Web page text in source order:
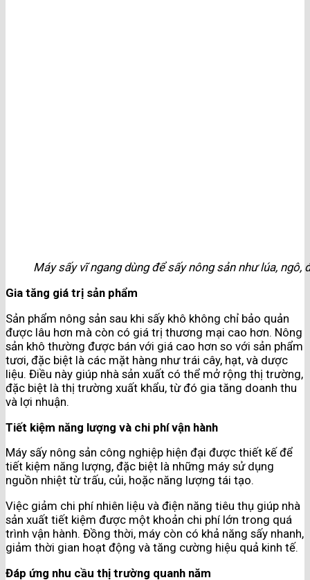
Máy sấy vĩ ngang dùng để sấy nông sản như lúa, ngô,
Gia tăng giá trị sản phẩm
Sản phẩm nông sản sau khi sấy khô không chỉ bảo quản
được lâu hơn mà còn có giá trị thương mại cao hơn. Nông
sản khô thường được bán với giá cao hơn so với sản phẩm
tươi, đặc biệt là các mặt hàng như trái cây, hạt, và dược
liệu. Điều này giúp nhà sản xuất có thể mở rộng thị trường,
đặc biệt là thị trường xuất khẩu, từ đó gia tăng doanh thu
và lợi nhuận.
Tiết kiệm năng lượng và chi phí vận hành
Máy sấy nông sản công nghiệp hiện đại được thiết kế để
tiết kiệm năng lượng, đặc biệt là những máy sử dụng
nguồn nhiệt từ trấu, củi, hoặc năng lượng tái tạo.
Việc giảm chi phí nhiên liệu và điện năng tiêu thụ giúp nhà
sản xuất tiết kiệm được một khoản chi phí lớn trong quá
trình vận hành. Đồng thời, máy còn có khả năng sấy nhanh,
giảm thời gian hoạt động và tăng cường hiệu quả kinh tế.
Đáp ứng nhu cầu thị trường quanh năm